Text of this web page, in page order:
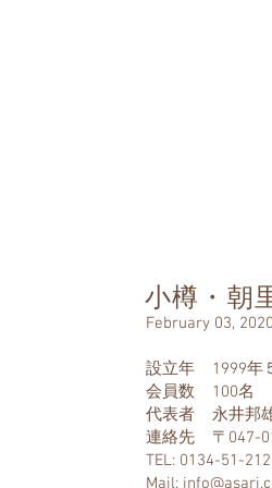
小樽・朝
February 03, 2020
設立年 1999年
会員数 100名
代表者 永井邦雄
連絡先 〒047-
TEL: 0134-51-
Mail: